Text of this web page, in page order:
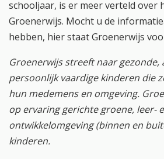
schooljaar, is er meer verteld over
Groenerwijs. Mocht u de
hebben, hier staat Groenerwijs
Groenerwijs streeft naar gezonde,
persoonlijk vaardige kinderen die
hun medemens en omgeving.
op ervaring gerichte groene, leer-
ontwikkelomgeving (binnen en
kinderen.